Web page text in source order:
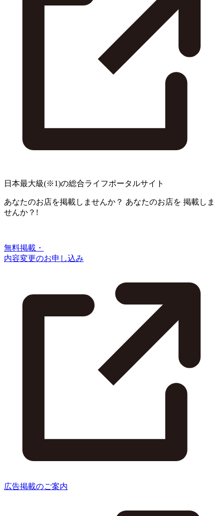
日本最大級(※1)の総合ライフポータルサイト
あなたのお店を掲載しませんか？ あなたのお店を 掲載しま
せんか？!
無料掲載・
内容変更のお申し込み
広告掲載のご案内